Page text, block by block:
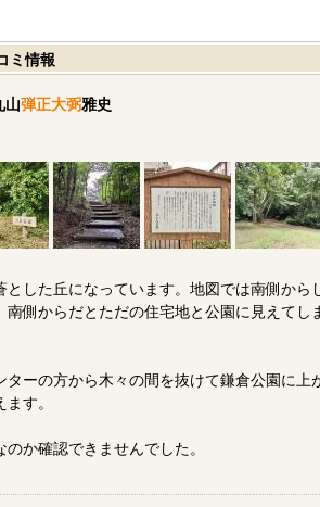
ミ情報
山弾正大弼雅史
とした丘になっています。地図では南側から
南側からだとただの住宅地と公園に見えてし
ターの方から木々の間を抜けて鎌倉公園に上
す。
か確認できませんでした。